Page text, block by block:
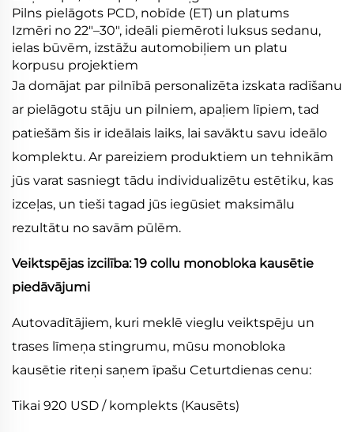
Pilns pielāgots PCD, nobīde (ET) un platums
Izmēri no 22"–30", ideāli piemēroti luksus sedanu,
ielas būvēm, izstāžu automobiļiem un platu
korpusu projektiem
Ja domājat par pilnībā personalizēta izskata radīšanu
ar pielāgotu stāju un pilniem, apaļiem līpiem, tad
patiešām šis ir ideālais laiks, lai savāktu savu ideālo
komplektu. Ar pareiziem produktiem un tehnikām
jūs varat sasniegt tādu individualizētu estētiku, kas
izceļas, un tieši tagad jūs iegūsiet maksimālu
rezultātu no savām pūlēm.
Veiktspējas izcilība: 19 collu monobloka kausētie
piedāvājumi
Autovadītājiem, kuri meklē vieglu veiktspēju un
trases līmeņa stingrumu, mūsu monobloka
kausētie riteņi saņem īpašu Ceturtdienas cenu:
Tikai 920 USD / komplekts (Kausēts)